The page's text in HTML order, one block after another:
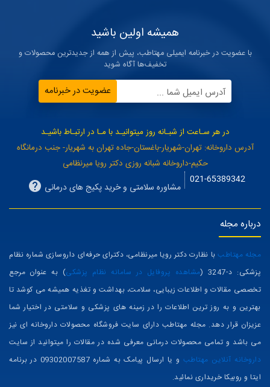
همیشه اولین باشید
با عضویت در خبرنامه ایمیلی مهتاطب، پیش از همه از جدیدترین محصولات و
تخفیف‌ها آگاه شوید
آدرس ایمیل شما ... عضویت در خبرنامه
در هر سـاعت از شبـانه روز میتوانیـد با مـا در ارتبـاط باشیـد
آدرس داروخانه: تهران-شهریار-باغستان-جاده تهران به شهریار- جنب درمانگاه
حکیم-داروخانه شبانه روزی دکتر رویا میرنظامی
021-65389342
مشاوره سلامتی و خرید پکیج های درمانی
درباره مجله
مجله مهتاطببا نظارت دکتر رویا میرنظامی، دکترای حرفه‌ای داروسازی شماره نظام
پزشکی: د-3247 (
مشاهده پروفایل در سامانه نظام پزشکی) به عنوان مرجع
تخصصی مقالات و اطلاعات زیبایی، سلامت، بهداشت و تغذیه همیشه می کوشد تا
بهترین و به روز ترین اطلاعات را در زمینه های پزشکی و سلامتی در اختیار شما
عزیزان قرار دهد. مجله مهتاطب دارای سایت فروشگاه محصولات داروخانه ای نیز
می باشد و تمامی محصولات درمانی معرفی شده در مقالات را میتوانید از سایت
داروخانه آنلاین مهتاطب
و یا ارسال پیامک به شماره 09302007587 در برنامه
ایتا و روبیکا خریداری نمائید.